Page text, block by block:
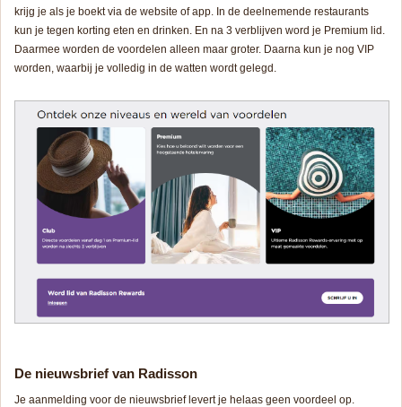
krijg je als je boekt via de website of app. In de deelnemende restaurants
kun je tegen korting eten en drinken. En na 3 verblijven word je Premium lid.
Daarmee worden de voordelen alleen maar groter. Daarna kun je nog VIP
worden, waarbij je volledig in de watten wordt gelegd.
De nieuwsbrief van Radisson
Je aanmelding voor de nieuwsbrief levert je helaas geen voordeel op.